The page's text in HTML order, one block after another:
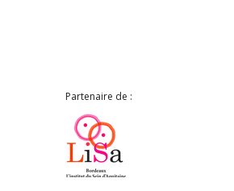
Partenaire de :